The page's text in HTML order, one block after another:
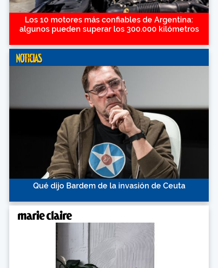
Los 10 motores más confiables de Argentina:
algunos pueden superar los 300.000 kilómetros
Qué dijo Bardem de la invasión de Ceuta